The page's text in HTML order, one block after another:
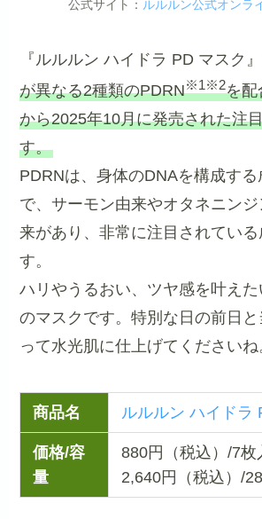
公式サイト： ルルルン公式オンラ
『ルルルン ハイドラ PD マスク
が異なる2種類のPDRN※1※2を配
から2025年10月に発売された注
す。
PDRNは、身体のDNAを構成す
で、サーモン由来やオタネニン
来があり、非常に注目されている
す。
ハリやうるおい、ツヤ感を叶え
のマスクです。特別な日の前日
って水光肌に仕上げてくださいね
商品名 ルルルン ハイドラ
価格/容
量
880円（税込）/7枚
2,640円（税込）/